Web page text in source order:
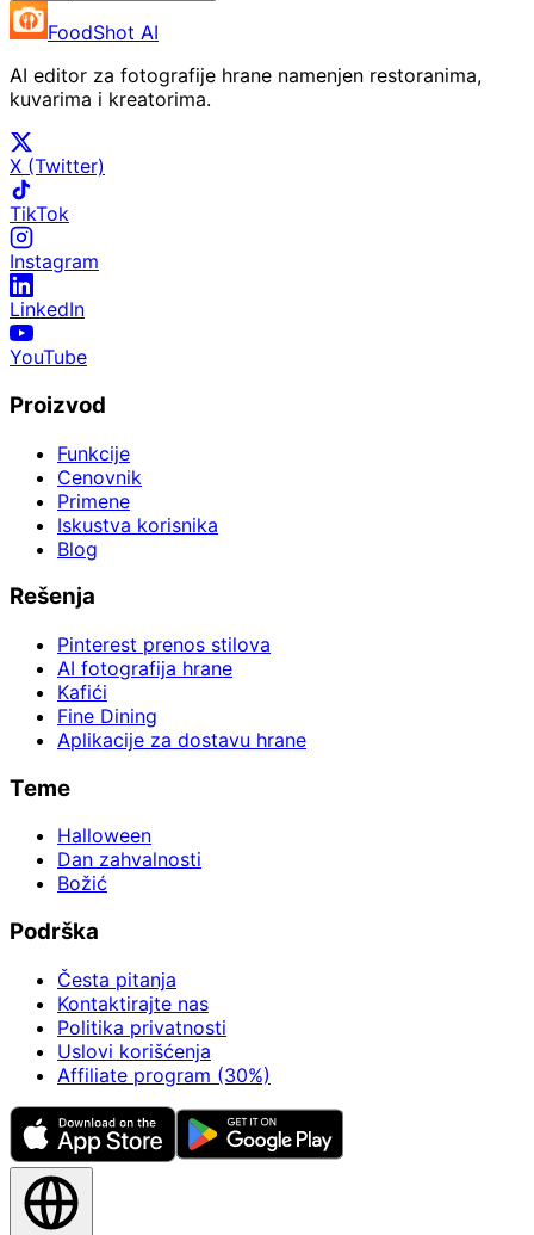
FoodShot AI
AI editor za fotografije hrane namenjen restoranima,
kuvarima i kreatorima.
X (Twitter)
TikTok
Instagram
LinkedIn
YouTube
Proizvod
Funkcije
Cenovnik
Primene
Iskustva korisnika
Blog
Rešenja
Pinterest prenos stilova
AI fotografija hrane
Kafići
Fine Dining
Aplikacije za dostavu hrane
Teme
Halloween
Dan zahvalnosti
Božić
Podrška
Česta pitanja
Kontaktirajte nas
Politika privatnosti
Uslovi korišćenja
Affiliate program (30%)